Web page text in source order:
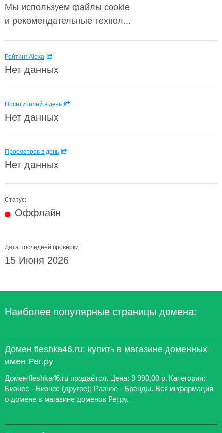
Мы используем файлы cookie
и рекомендательные технол...
Рейтинг Alexa
Нет данных
Посетителей в день
Нет данных
Просмотров в день
Нет данных
Статус:
Оффлайн
Дата последней проверки:
15 Июня 2026
Наиболее популярные страницы домена:
Домен fleshka46.ru: купить в магазине доменных
имен Рег.ру
Домен fleshka46.ru продаётся. Цена: 9 990,00 р. Категории:
Бизнес - Бизнес (другое); Разное - Бренды. Вся информация
о домене в магазине доменов Рег.ру.